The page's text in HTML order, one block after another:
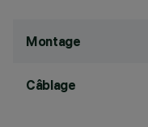
Montage
Câblage